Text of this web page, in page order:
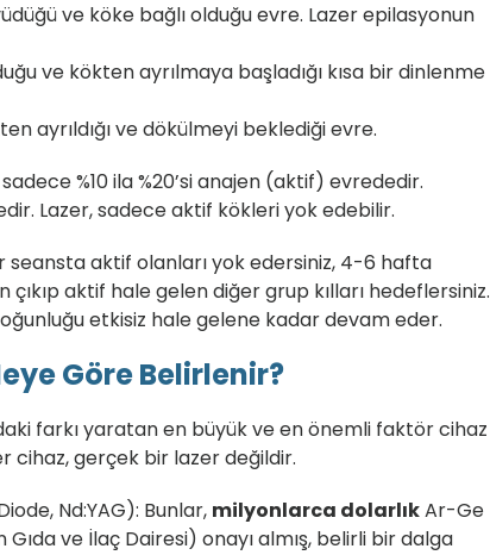
ve köke bağlı olduğu evre. Lazer epilasyonun
ve kökten ayrılmaya başladığı kısa bir dinlenme
ayrıldığı ve dökülmeyi beklediği evre.
%10 ila %20’si anajen (aktif) evrededir.
Lazer, sadece aktif kökleri yok edebilir.
seansta aktif olanları yok edersiniz, 4-6 hafta
çıkıp aktif hale gelendiğergrup kılları hedeflersiniz.
etkisiz hale gelene kadar devam eder.
Göre Belirlenir?
farkı yaratan en büyük ve en önemli faktör cihaz
cihaz, gerçek bir lazer değildir.
Nd:YAG): Bunlar, milyonlarca dolarlıkAr-Ge
ve İlaç Dairesi) onayı almış, belirli bir dalga